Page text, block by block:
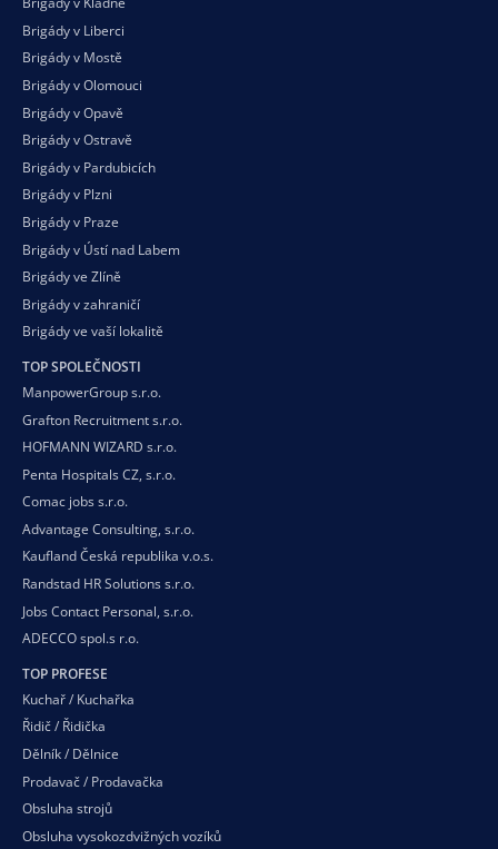
Brigády v Liberci
Brigády v Mostě
Brigády v Olomouci
Brigády v Opavě
Brigády v Ostravě
Brigády v Pardubicích
Brigády v Plzni
Brigády v Praze
Brigády v Ústí nad Labem
Brigády ve Zlíně
Brigády v zahraničí
Brigády ve vaší lokalitě
TOP SPOLEČNOSTI
ManpowerGroup s.r.o.
Grafton Recruitment s.r.o.
HOFMANN WIZARD s.r.o.
Penta Hospitals CZ, s.r.o.
Comac jobs s.r.o.
Advantage Consulting, s.r.o.
Kaufland Česká republika v.o.s.
Randstad HR Solutions s.r.o.
Jobs Contact Personal, s.r.o.
ADECCO spol.s r.o.
TOP PROFESE
Kuchař / Kuchařka
Řidič / Řidička
Dělník / Dělnice
Prodavač / Prodavačka
Obsluha strojů
Obsluha vysokozdvižných vozíků